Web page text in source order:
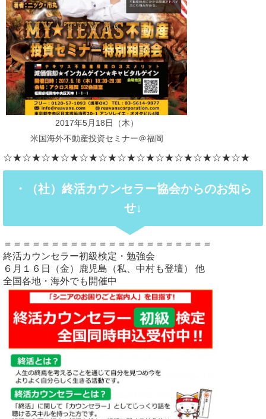
2017年5月18日（木）
米国海外不動産投資セミナー＠福岡
☆★☆★☆★☆★☆★☆★☆★☆★☆★☆★☆★☆★☆★
・（社）終活カウンセラー協会からのお知ら
せ↓
＝＝＝＝＝＝＝＝＝＝＝＝＝＝＝＝＝＝＝＝＝＝
終活カウンセラー初級検定・勉強会
６月１６日（金）鹿児島（私、中村も登壇） 他
全国各地・海外でも開催中